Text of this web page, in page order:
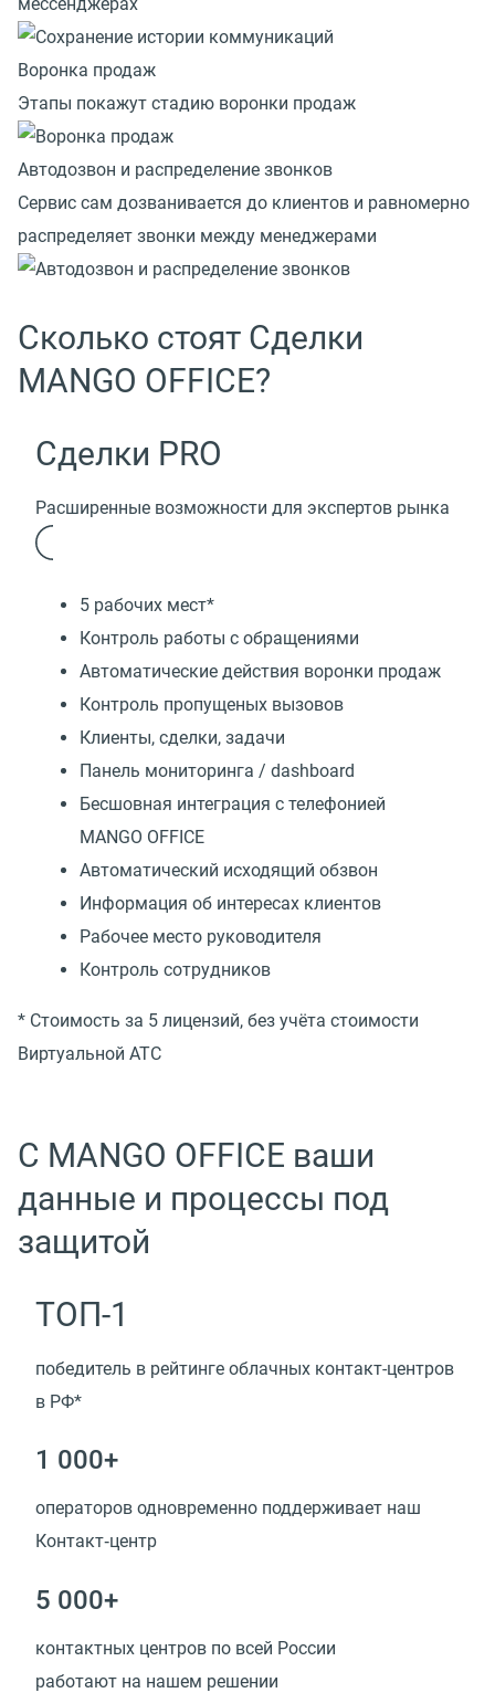
Воронка продаж
Этапы покажут стадию воронки продаж
Автодозвон и распределение звонков
Сервис сам дозванивается до клиентов и равномерно
распределяет звонки между менеджерами
Сколько стоят Сделки
MANGO OFFICE?
Сделки PRO
Расширенные возможности для экспертов рынка
5 рабочих мест*
Контроль работы с обращениями
Автоматические действия воронки продаж
Контроль пропущеных вызовов
Клиенты, сделки, задачи
Панель мониторинга / dashboard
Бесшовная интеграция с телефонией
MANGO OFFICE
Автоматический исходящий обзвон
Информация об интересах клиентов
Рабочее место руководителя
Контроль сотрудников
* Стоимость за 5 лицензий, без учёта стоимости
Виртуальной АТС
С MANGO OFFICE ваши
данные и процессы под
защитой
ТОП-1
победитель в рейтинге облачных контакт-центров
в РФ*
1 000+
операторов одновременно поддерживает наш
Контакт‑центр
5 000+
контактных центров по всей России
работают на нашем решении